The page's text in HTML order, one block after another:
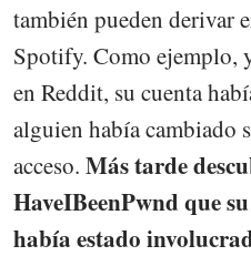
también pueden derivar
Spotify. Como ejemplo,
en Reddit, su cuenta
alguien había cambiado
acceso. Más tarde
HaveIBeenPwnd que
había estado